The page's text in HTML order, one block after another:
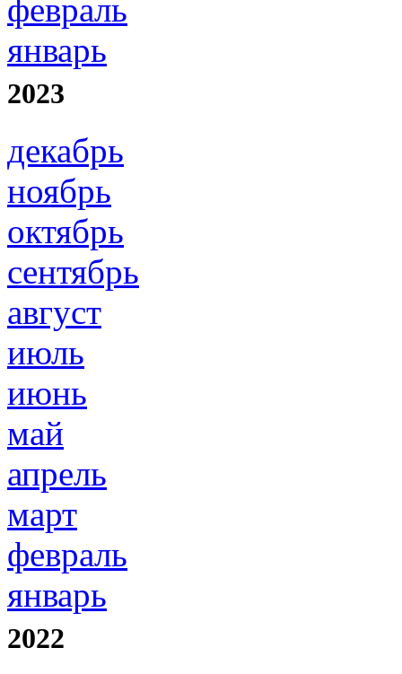
февраль
январь
2023
декабрь
ноябрь
октябрь
сентябрь
август
июль
июнь
май
апрель
март
февраль
январь
2022